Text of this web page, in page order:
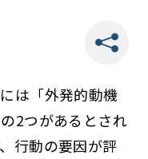
は「外発的動機
2つがあるとされ
行動の要因が評